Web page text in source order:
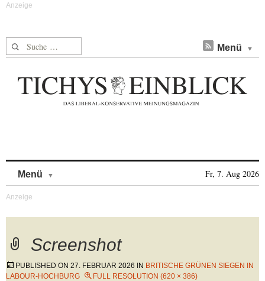
Suche nach: Menü
Menü Fr, 7. Aug 2026
Screenshot
PUBLISHED ON 27. FEBRUAR 2026 IN BRITISCHE GRÜNEN SIEGEN IN
LABOUR-HOCHBURG
FULL RESOLUTION (620 × 386)